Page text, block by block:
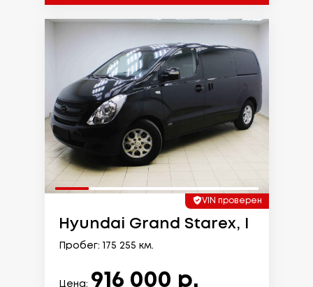
VIN проверен
Hyundai Grand Starex, I
Пробег: 175 255 км.
Цена: 916 000 р.